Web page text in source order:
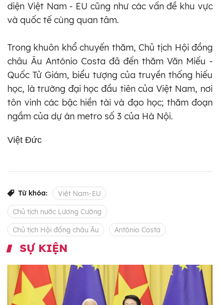
diện Việt Nam - EU cũng như các vấn đề khu vực
và quốc tế cùng quan tâm.
Trong khuôn khổ chuyến thăm, Chủ tịch Hội đồng
châu Âu António Costa đã đến thăm Văn Miếu -
Quốc Tử Giám, biểu tượng của truyền thống hiếu
học, là trường đại học đầu tiên của Việt Nam, nơi
tôn vinh các bậc hiền tài và đạo học; thăm đoạn
ngầm của dự án metro số 3 của Hà Nội.
Việt Đức
Từ khóa: Việt Nam-EU
Chủ tịch nước Lương Cường
Chủ tịch Hội đồng châu Âu António Costa
SỰ KIỆN